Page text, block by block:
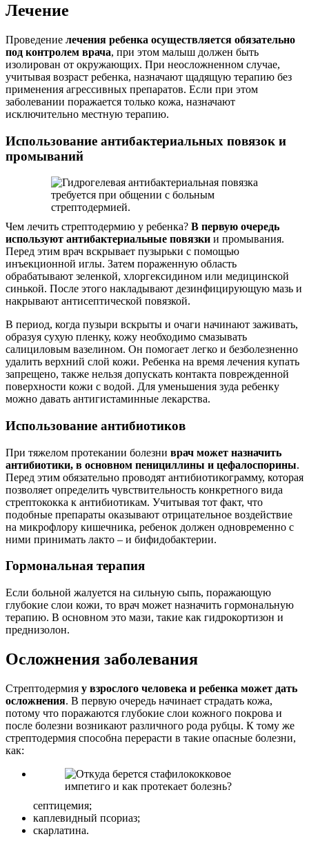
Лечение
Проведение лечения ребенка осуществляется обязательно
под контролем врача, при этом малыш должен быть
изолирован от окружающих. При неосложненном случае,
учитывая возраст ребенка, назначают щадящую терапию без
применения агрессивных препаратов. Если при этом
заболевании поражается только кожа, назначают
исключительно местную терапию.
Использование антибактериальных повязок и
промываний
Чем лечить стрептодермию у ребенка? В первую очередь
используют антибактериальные повязки и промывания.
Перед этим врач вскрывает пузырьки с помощью
инъекционной иглы. Затем пораженную область
обрабатывают зеленкой, хлоргексидином или медицинской
синькой. После этого накладывают дезинфицирующую мазь и
накрывают антисептической повязкой.
В период, когда пузыри вскрыты и очаги начинают заживать,
образуя сухую пленку, кожу необходимо смазывать
салициловым вазелином. Он помогает легко и безболезненно
удалить верхний слой кожи. Ребенка на время лечения купать
запрещено, также нельзя допускать контакта поврежденной
поверхности кожи с водой. Для уменьшения зуда ребенку
можно давать антигистаминные лекарства.
Использование антибиотиков
При тяжелом протекании болезни врач может назначить
антибиотики, в основном пенициллины и цефалоспорины.
Перед этим обязательно проводят антибиотикограмму, которая
позволяет определить чувствительность конкретного вида
стрептококка к антибиотикам. Учитывая тот факт, что
подобные препараты оказывают отрицательное воздействие
на микрофлору кишечника, ребенок должен одновременно с
ними принимать лакто – и бифидобактерии.
Гормональная терапия
Если больной жалуется на сильную сыпь, поражающую
глубокие слои кожи, то врач может назначить гормональную
терапию. В основном это мази, такие как гидрокортизон и
преднизолон.
Осложнения заболевания
Стрептодермия у взрослого человека и ребенка может дать
осложнения. В первую очередь начинает страдать кожа,
потому что поражаются глубокие слои кожного покрова и
после болезни возникают различного рода рубцы. К тому же
стрептодермия способна перерасти в такие опасные болезни,
как:
септицемия;
каплевидный псориаз;
скарлатина.